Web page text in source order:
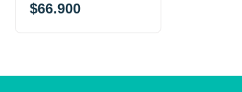
$66.900